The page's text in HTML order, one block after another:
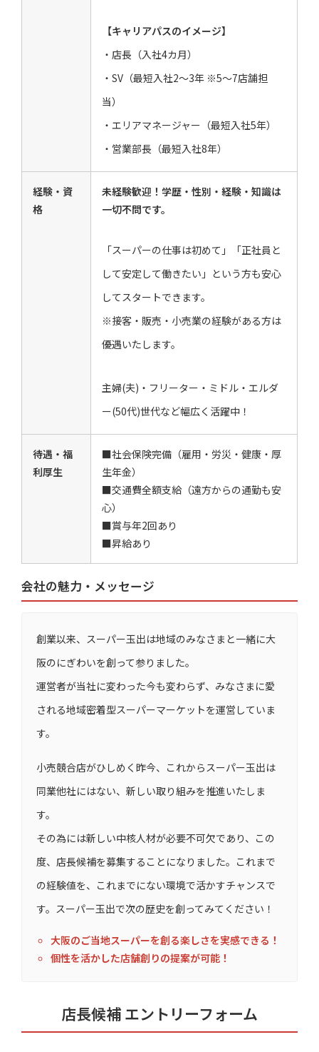
【キャリアパスのイメージ】
・店長（入社4カ月）
・SV（最短入社2～3年 ※5～7店舗担
当）
・エリアマネージャー（最短入社5年）
・営業部長（最短入社8年）
経験・資
格
未経験歓迎！学歴・性別・経験・知識は
一切不問です。
「スーパーの仕事は初めて」「正社員と
して安定して働きたい」という方も安心
してスタートできます。
※接客・販売・小売業の経験がある方は
優遇いたします。
主婦(夫)・フリーター・ミドル・エルダ
ー(50代)世代など幅広く活躍中！
待遇・福
利厚生
■社会保険完備（雇用・労災・健康・厚
生年金）
■交通費全額支給（遠方からの通勤も安
心）
■賞与年2回あり
■昇給あり
会社の魅力・メッセージ
創業以来、スーパー玉出は地域のみなさまと一緒に大
阪のにぎわいを創って参りました。
運営者が当社に変わった今も変わらず、みなさまに愛
される地域密着型スーパーマーケットを運営していま
す。
小売競合店がひしめく昨今、これからスーパー玉出は
同業他社にはない、新しい取り組みを推進いたしま
す。
その為には新しい中核人材が必要不可欠であり、この
度、店長候補を募集することになりました。これまで
の経験値を、これまでにない環境で活かすチャンスで
す。スーパー玉出で次の歴史を創ってみてください！
大阪のご当地スーパーを創る楽しさを実感できる！
個性を活かした店舗創りの提案が可能！
店長候補 エントリーフォーム